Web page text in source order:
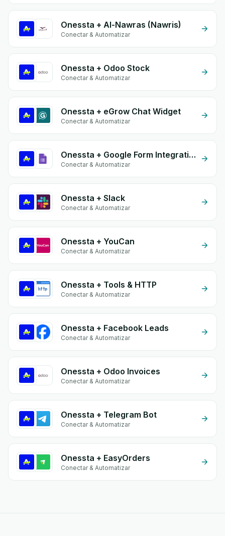
Onessta + Al-Nawras (Nawris)
Conectar & Automatizar
Onessta + Odoo Stock
Conectar & Automatizar
Onessta + eGrow Chat Widget
Conectar & Automatizar
Onessta + Google Form Integration
Conectar & Automatizar
Onessta + Slack
Conectar & Automatizar
Onessta + YouCan
Conectar & Automatizar
Onessta + Tools & HTTP
Conectar & Automatizar
Onessta + Facebook Leads
Conectar & Automatizar
Onessta + Odoo Invoices
Conectar & Automatizar
Onessta + Telegram Bot
Conectar & Automatizar
Onessta + EasyOrders
Conectar & Automatizar